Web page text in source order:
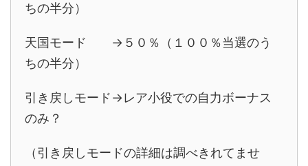
ちの半分）
天国モード →５０％（１００％当選のう
ちの半分）
引き戻しモード→レア小役での自力ボーナス
のみ？
（引き戻しモードの詳細は調べきれてませ